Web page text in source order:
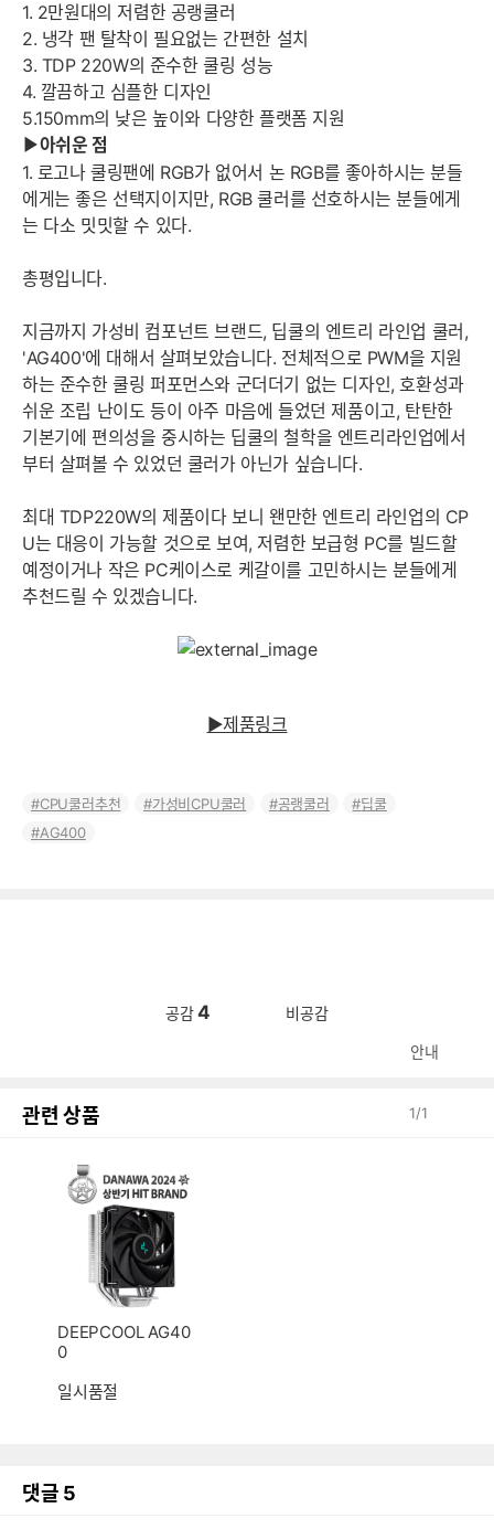
1. 2만원대의 저렴한 공랭쿨러
2. 냉각 팬 탈착이 필요없는 간편한 설치
3. TDP 220W의 준수한 쿨링 성능
4. 깔끔하고 심플한 디자인
5.150mm의 낮은 높이와 다양한 플랫폼 지원
▶아쉬운 점
1. 로고나 쿨링팬에 RGB가 없어서 논 RGB를 좋아하시는 분들
에게는 좋은 선택지이지만, RGB 쿨러를 선호하시는 분들에게
는 다소 밋밋할 수 있다.
총평입니다.
지금까지 가성비 컴포넌트 브랜드, 딥쿨의 엔트리 라인업 쿨러,
'AG400'에 대해서 살펴보았습니다. 전체적으로 PWM을 지원
하는 준수한 쿨링 퍼포먼스와 군더더기 없는 디자인, 호환성과
쉬운 조립 난이도 등이 아주 마음에 들었던 제품이고, 탄탄한
기본기에 편의성을 중시하는 딥쿨의 철학을 엔트리라인업에서
부터 살펴볼 수 있었던 쿨러가 아닌가 싶습니다.
최대 TDP220W의 제품이다 보니 왠만한 엔트리 라인업의 CP
U는 대응이 가능할 것으로 보여, 저렴한 보급형 PC를 빌드할
예정이거나 작은 PC케이스로 케갈이를 고민하시는 분들에게
추천드릴 수 있겠습니다.
▶제품링크
CPU쿨러추천 가성비CPU쿨러 공랭쿨러
딥쿨
AG400
공감 4 비공감
안내
관련 상품 1/1
DEEPCOOL AG40
0
일시품절
댓글 5